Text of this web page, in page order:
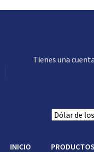
Tienes una
INICIO PRODUCTOS